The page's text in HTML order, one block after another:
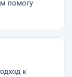
помогу
к